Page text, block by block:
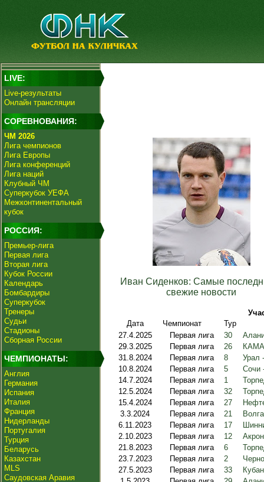
LIVE:
Live-результаты
Онлайн трансляции
СОРЕВНОВАНИЯ:
ЧМ 2026
Лига чемпионов
Лига Европы
Лига конференций
Лига наций
Клубный ЧМ
Суперкубок УЕФА
Межконтинентальный
кубок
РОССИЯ:
Премьер-лига
Первая лига
Вторая лига
Кубок России
Календарь
Бомбардиры
Суперкубок
Тренеры
Судьи
Стадионы
Сборная России
ЧЕМПИОНАТЫ:
Англия
Германия
Испания
Италия
Франция
Нидерланды
Португалия
Турция
Беларусь
Казахстан
MLS
Саудовская Аравия
Иван Сиденков: Самые
свежие новости
Дата
Чемпионат
Тур
27.4.2025
Первая лига 30
29.3.2025
Первая лига 26
31.8.2024
Первая лига 8
Урал
10.8.2024
Первая лига 5
Сочи
14.7.2024
Первая лига 1
12.5.2024
Первая лига 32
15.4.2024
Первая лига 27
3.3.2024
Первая лига 21
6.11.2023
Первая лига 17
2.10.2023
Первая лига 12
21.8.2023
Первая лига 6
23.7.2023
Первая лига 2
27.5.2023
Первая лига 33